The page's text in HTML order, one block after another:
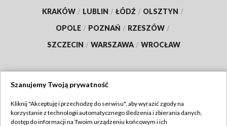
KRAKÓW / LUBLIN / ŁÓDŹ / OLSZTYN /
OPOLE / POZNAŃ / RZESZÓW /
SZCZECIN / WARSZAWA / WROCŁAW
TVP
Szanujemy Twoją prywatność
Kliknij "Akceptuję i przechodzę do serwisu", aby wyrazić zgody na
korzystanie z technologii automatycznego śledzenia i zbierania danych,
dostęp do informacji na Twoim urządzeniu końcowym i ich